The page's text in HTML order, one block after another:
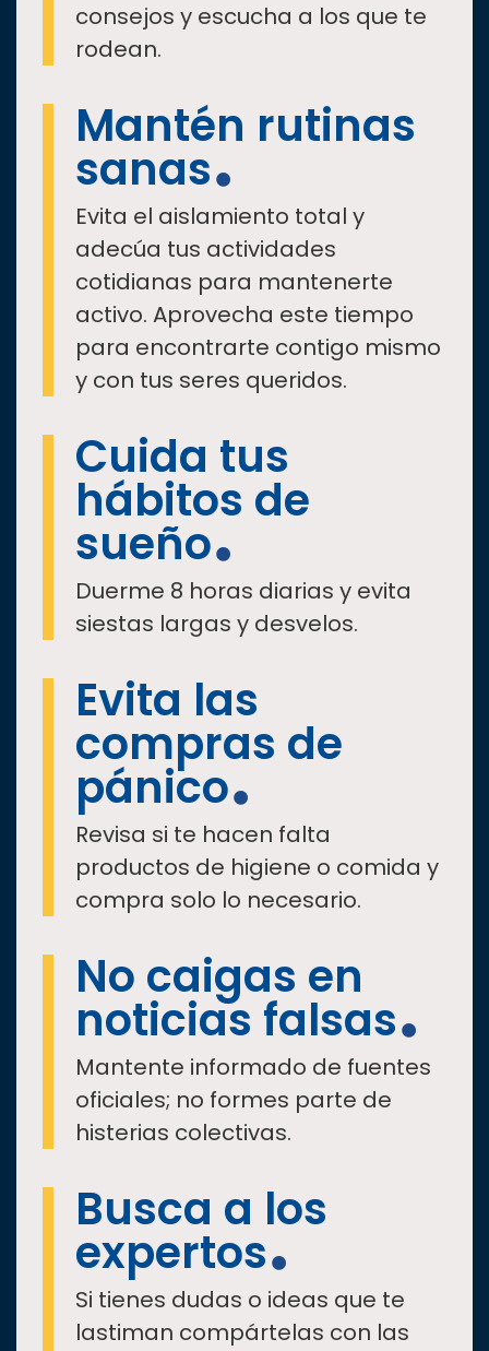
consejos y escucha a los que te
rodean.
Mantén rutinas
sanas
Evita el aislamiento total y
adecúa tus actividades
cotidianas para mantenerte
activo. Aprovecha este tiempo
para encontrarte contigo mismo
y con tus seres queridos.
Cuida tus
hábitos de
sueño
Duerme 8 horas diarias y evita
siestas largas y desvelos.
Evita las
compras de
pánico
Revisa si te hacen falta
productos de higiene o comida y
compra solo lo necesario.
No caigas en
noticias falsas
Mantente informado de fuentes
oficiales; no formes parte de
histerias colectivas.
Busca a los
expertos
Si tienes dudas o ideas que te
lastiman compártelas con las